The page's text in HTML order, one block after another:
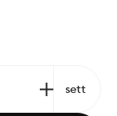
sett